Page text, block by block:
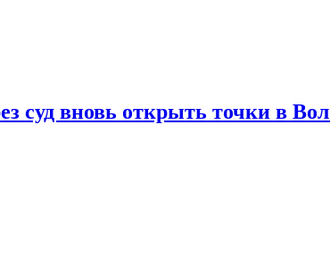
суд вновь открыть точки в